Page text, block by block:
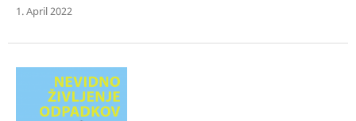
1. April 2022